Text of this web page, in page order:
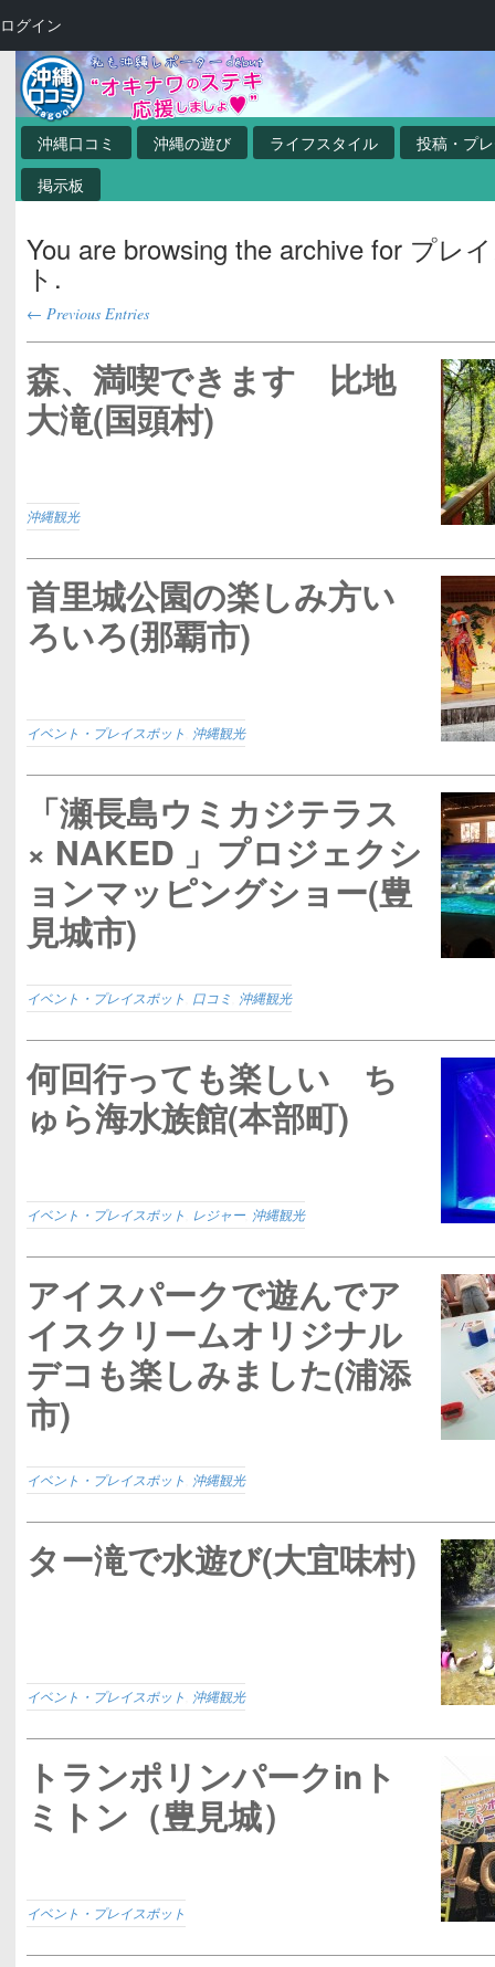
沖縄口コミ 沖縄の遊び ライフスタイル
投稿・プ
掲示板
You are browsing the archive for プレ
ト.
← Previous Entries
森、満喫できます 比地
大滝(国頭村)
沖縄観光
首里城公園の楽しみ方い
ろいろ(那覇市)
イベント・プレイスポット 沖縄観光
「瀬長島ウミカジテラス
× NAKED 」プロジェクシ
ョンマッピングショー(豊
見城市)
イベント・プレイスポット 口コミ 沖縄観光
何回行っても楽しい ち
ゅら海水族館(本部町)
イベント・プレイスポット レジャー 沖縄観光
アイスパークで遊んでア
イスクリームオリジナル
デコも楽しみました(浦添
市)
イベント・プレイスポット 沖縄観光
ター滝で水遊び(大宜味村)
イベント・プレイスポット 沖縄観光
トランポリンパークinト
ミトン（豊見城）
イベント・プレイスポット
ログイン